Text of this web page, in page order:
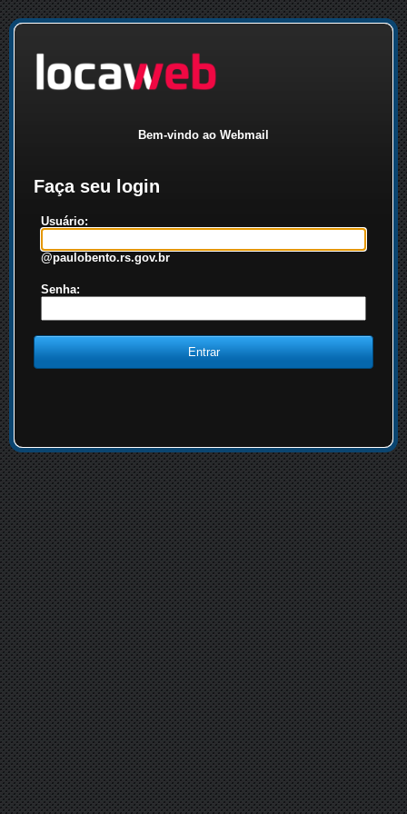
Bem-vindo ao Webmail
Faça seu login
Usuário:
@paulobento.rs.gov.br
Senha: